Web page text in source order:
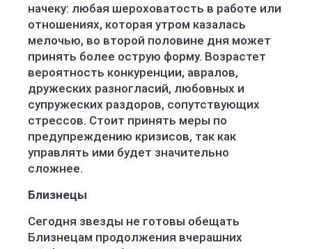
начеку: любая шероховатость в работе или
отношениях, которая утром казалась
мелочью, во второй половине дня может
принять более острую форму. Возрастет
вероятность конкуренции, авралов,
дружеских разногласий, любовных и
супружеских раздоров, сопутствующих
стрессов. Стоит принять меры по
предупреждению кризисов, так как
управлять ими будет значительно
сложнее.
Близнецы
Сегодня звезды не готовы обещать
Близнецам продолжения вчерашних